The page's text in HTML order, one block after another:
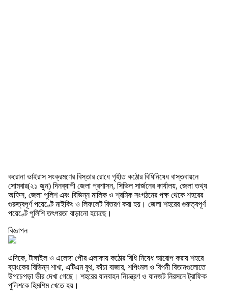
করোনা ভাইরাস সংক্রমণের বিস্তার রোধে গৃহীত কঠোর বিধিনিষেধ বাস্তবায়নে
সোমবার(২১ জুন) দিনব্যাপী জেলা প্রশাসন, সিভিল সার্জনের কার্যালয়, জেলা তথ্য
অফিস, জেলা পুলিশ এবং বিভিন্ন মালিক ও শ্রমিক সংগঠনের পক্ষ থেকে শহরের
গুরুত্বপূর্ণ পয়েণ্টে মাইকিং ও লিফলেট বিতরণ করা হয়। জেলা শহরের গুরুত্বপূর্ণ
পয়েণ্টে পুলিশি তৎপরতা বাড়ানো হয়েছে।
বিজ্ঞাপন
এদিকে, টাঙ্গাইল ও এলেঙ্গা পৌর এলাকায় কঠোর বিধি নিষেধ আরোপ করায় শহরে
ব্যাংকের বিভিন্ন শাখা, এটিএম বুথ, কাঁচা বাজার, শপিংমল ও বিপনী বিতানগুলোতে
উপচেপড়া ভীর দেখা গেছে। শহরের যানবাহন নিয়ন্ত্রণ ও যানজট নিরসনে ট্রাফিক
পুলিশকে হিমশিম খেতে হয়।